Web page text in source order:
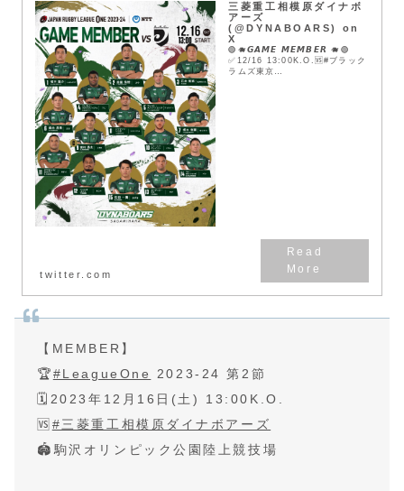
三菱重工相模原ダイナボ
アーズ
(@DYNABOARS) on
X
🟢🐗𝙂𝘼𝙈𝙀 𝙈𝙀𝙈𝘽𝙀𝙍 🐗🟢
✅12/16 13:00K.O.🆚#ブラック
ラムズ東京
twitter.com
【MEMBER】
🏆#LeagueOne
2023-24 第2節
🗓️2023年12月16日(土) 13:00K.O.
🆚 #三菱重工相模原ダイナボアーズ
🏟️駒沢オリンピック公園陸上競技場